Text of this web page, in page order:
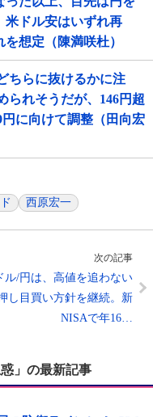
米ドル安はいずれ再
想定（陳満咲杜）
ちらに抜けるかに注
られそうだが、146円超
に向けて調整（田向宏
西原宏一
次の記事
ル/円は、高値を追わない
し目買い方針を継続。新
NISAで年16…
」の最新記事